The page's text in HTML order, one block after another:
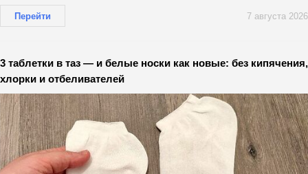
Перейти 7 августа 2026
3 таблетки в таз — и белые носки как новые: без кипячения,
хлорки и отбеливателей